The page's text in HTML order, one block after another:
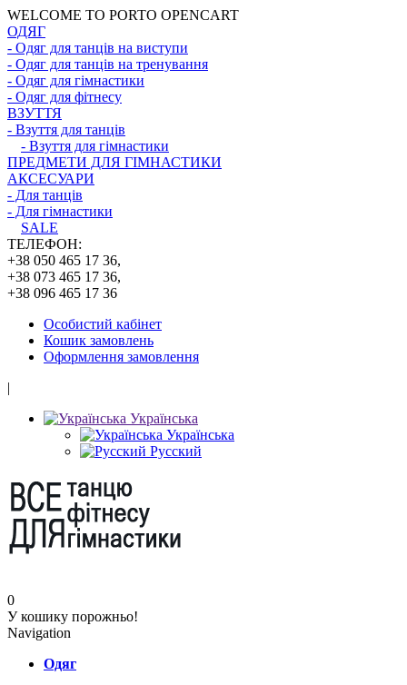
WELCOME TO PORTO OPENCART
ОДЯГ
- Одяг для танців на виступи
- Одяг для танців на тренування
- Одяг для гімнастики
- Одяг для фітнесу
ВЗУТТЯ
- Взуття для танців
- Взуття для гімнастики
ПРЕДМЕТИ ДЛЯ ГІМНАСТИКИ
АКСЕСУАРИ
- Для танців
- Для гімнастики
SALE
ТЕЛЕФОН:
+38 050 465 17 36,
+38 073 465 17 36,
+38 096 465 17 36
Особистий кабінет
Кошик замовлень
Оформлення замовлення
|
Українська
Українська
Русский
0
У кошику порожньо!
Navigation
Одяг